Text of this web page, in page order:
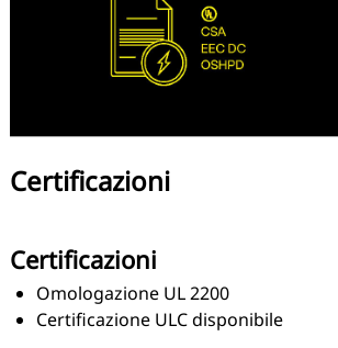
Certificazioni
Certificazioni
Omologazione UL 2200
Certificazione ULC disponibile